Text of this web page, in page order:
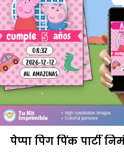
पेप्पा पिग पिंक पार्टी